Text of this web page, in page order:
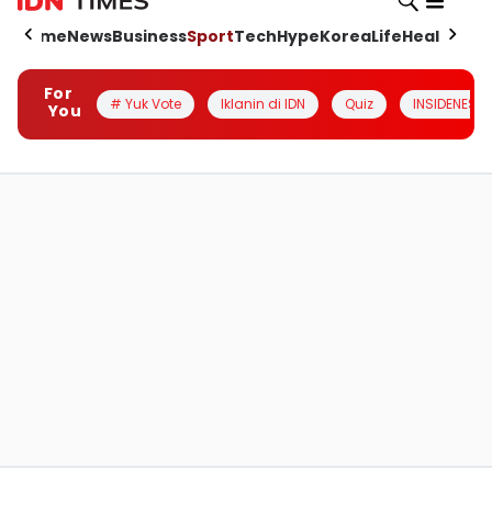
HomeNewsBusinessSportTechHypeKoreaLifeHealth
For
You
# Yuk Vote Iklanin di IDN Quiz INSIDENESIA